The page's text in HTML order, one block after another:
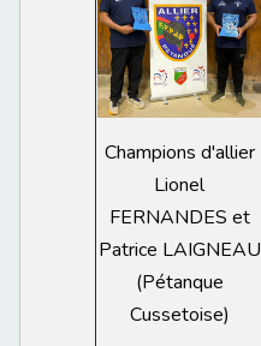
Champions d'allier
Lionel
FERNANDES et
Patrice LAIGNEAU
(Pétanque
Cussetoise)